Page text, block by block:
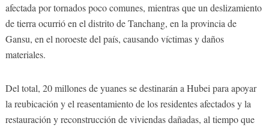
afectada por tornados poco comunes, mientras que un deslizamiento
de tierra ocurrió en el distrito de Tanchang, en la provincia de
Gansu, en el noroeste del país, causando víctimas y daños
materiales.
Del total, 20 millones de yuanes se destinarán a Hubei para apoyar
la reubicación y el reasentamiento de los residentes afectados y la
restauración y reconstrucción de viviendas dañadas, al tiempo que